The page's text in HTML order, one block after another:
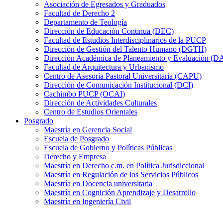
Asociación de Egresados y Graduados
Facultad de Derecho 2
Departamento de Teología
Dirección de Educación Continua (DEC)
Facultad de Estudios Interdisciplinarios de la PUCP
Dirección de Gestión del Talento Humano (DGTH)
Dirección Académica de Planeamiento y Evaluación
Facultad de Arquitectura y Urbanismo
Centro de Asesoría Pastoral Universitaria (CAPU)
Dirección de Comunicación Institucional (DCI)
Cachimbo PUCP (OCAI)
Dirección de Actividades Culturales
Centro de Estudios Orientales
Posgrado
Maestría en Gerencia Social
Escuela de Posgrado
Escuela de Gobierno y Políticas Públicas
Derecho y Empresa
Maestría en Derecho c.m. en Política Jurisdiccional
Maestría en Regulación de los Servicios Públicos
Maestría en Docencia universitaria
Maestría en Cognición Aprendizaje y Desarrollo
Maestría en Ingeniería Civil